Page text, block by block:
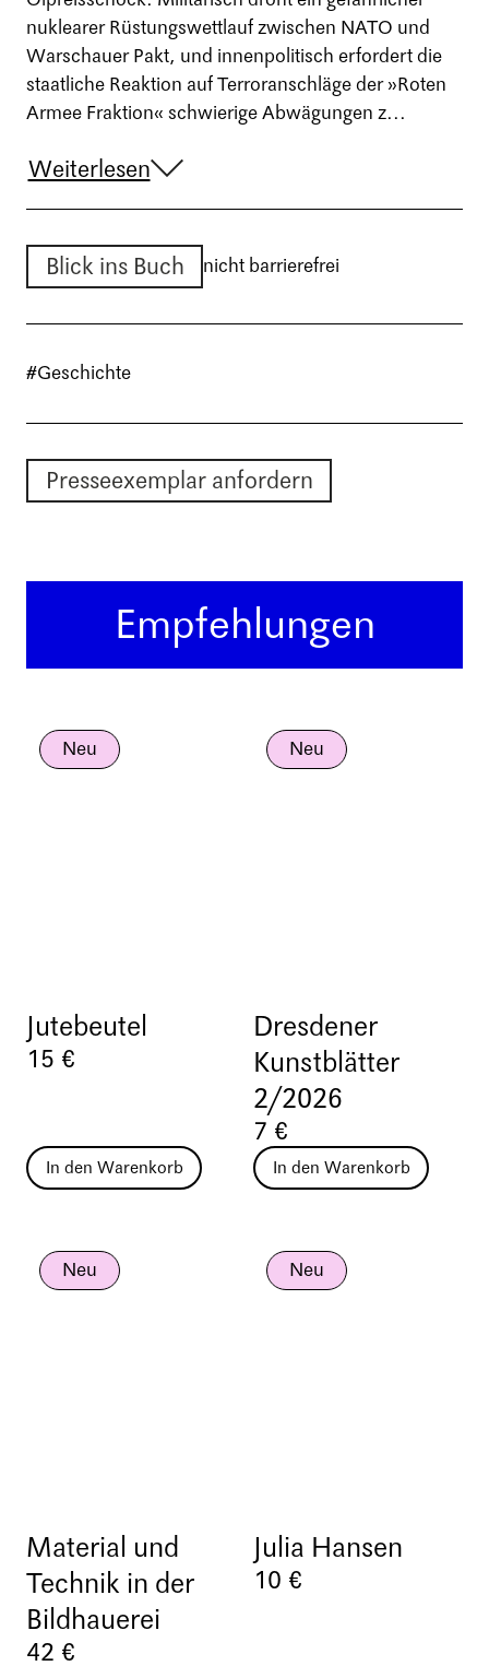
nuklearer Rüstungswettlauf zwischen NATO und
Warschauer Pakt, und innenpolitisch erfordert die
staatliche Reaktion auf Terroranschläge der »Roten
Armee Fraktion« schwierige Abwägungen z...
Weiterlesen
Blick ins Buch nicht barrierefrei
#Geschichte
Presseexemplar anfordern
Empfehlungen
Jutebeutel
Neu
15 €
In den Warenkorb
Dresdener
Kunstblätter
2/2026
Neu
7 €
In den Warenkorb
Material und
Technik in der
Bildhauerei
Neu
42 €
Julia Hansen
Neu
10 €